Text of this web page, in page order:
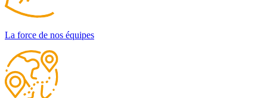
La force de nos équipes